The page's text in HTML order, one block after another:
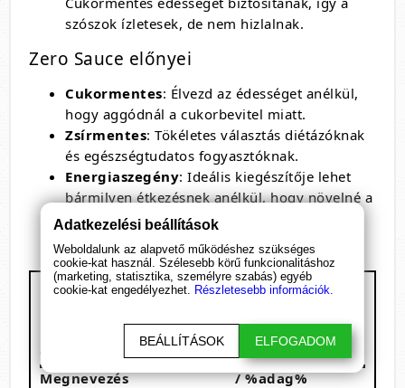
szószok ízletesek, de nem hizlalnak.
Zero Sauce előnyei
Cukormentes: Élvezd az édességet anélkül,
hogy aggódnál a cukorbevitel miatt.
Zsírmentes: Tökéletes választás diétázóknak
és egészségtudatos fogyasztóknak.
Energiaszegény: Ideális kiegészítője lehet
bármilyen étkezésnek anélkül, hogy növelné a
kalóriabevitelt.
BioTech USA - Zero Sauce
1 adag: %Egy adag + mértékegység%
%adagok száma% adagot tartalmaz
Megnevezés
/ %adag%
Adatkezelési beállítások
Weboldalunk az alapvető működéshez szükséges
cookie-kat használ. Szélesebb körű funkcionalitáshoz
(marketing, statisztika, személyre szabás) egyéb
cookie-kat engedélyezhet. Részletesebb információk.
BEÁLLÍTÁSOK ELFOGADOM